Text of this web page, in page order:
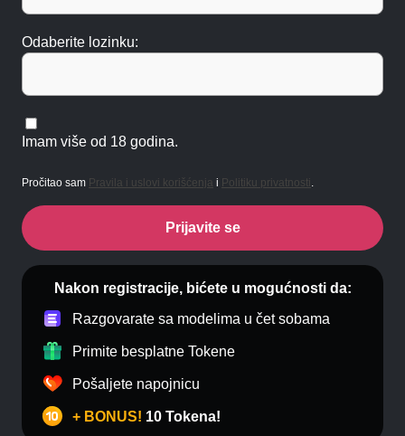
Odaberite lozinku:
Imam više od 18 godina.
Pročitao sam Pravila i uslovi korišćenja i Politiku privatnosti.
Prijavite se
Nakon registracije, bićete u mogućnosti da:
Razgovarate sa modelima u čet sobama
Primite besplatne Tokene
Pošaljete napojnicu
+ BONUS! 10 Tokena!